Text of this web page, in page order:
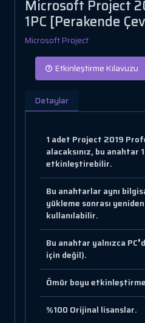
Microsoft Project
1PC [Perakende
Microsoft Project
Etkinleştirme Kılavuzu
Detaylar
1 adet Project 2019
alacaksınız, bu anahtar
etkinleştirebilir.
Bu anahtarlar aynı
yükleme sonrası
kullanılabilir.
Bu anahtar yalnızca
için değil).
Ömür boyu
%100 Orijinal lisanslar.